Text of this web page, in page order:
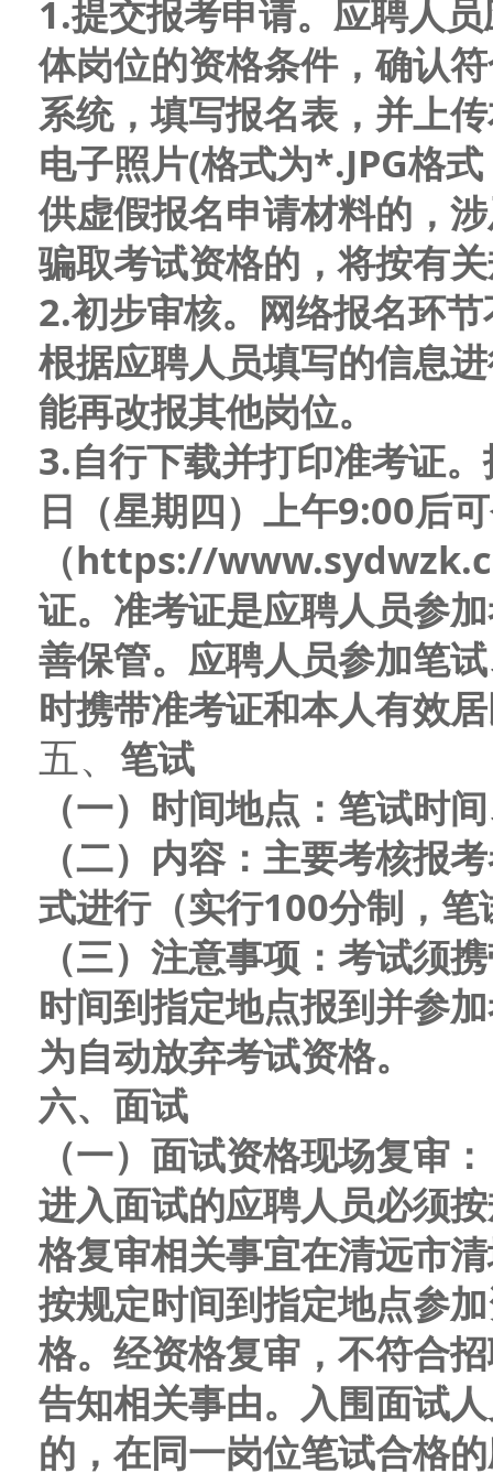
1.提交报考申请。应聘人
体岗位的资格条件，确认
系统，填写报名表，并上
电子照片(格式为*.JPG格
供虚假报名申请材料的，
骗取考试资格的，将按有
2.初步审核。网络报名环
根据应聘人员填写的信息
能再改报其他岗位。
3.自行下载并打印准考证
日（星期四）上午9:00后
（https://
证。准考证是应聘人员参
善保管。应聘人员参加笔
时携带准考证和本人有效
五、 笔试
（一）时间地点： 笔试时
（二）内容： 主要考核报
式进行（实行100分制，
（三）注意事项： 考试须
时间到指定地点报到并参
为自动放弃考试资格。
六、面试
（一）面试资格现场复审：
进入面试的应聘人员必须
格复审相关事宜在清远市
按规定时间到指定地点参
格。经资格复审，不符合
告知相关事由。入围面试
的，在同一岗位笔试合格